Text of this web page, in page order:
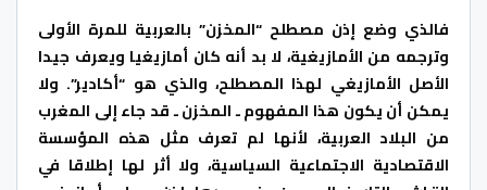
فالذي وضع إذن مصطلح “المخزن” بالعربية للمرة الأولى
وترجمه من الأمازيغية، لا بد أنه كان أمازيغيا ويعرف جيدا
الأصل الأمازيغي لهذا المصطلح، والذي هو “أكادير”. ولا
يمكن أن يكون هذا المفهوم ـ المخزن ـ قد جاء إلى المغرب
من البلاد العربية، لأنها لم تعرف مثل هذه المؤسسة
الاقتصادية الاجتماعية السياسية، ولا أثر لها إطلاقا في